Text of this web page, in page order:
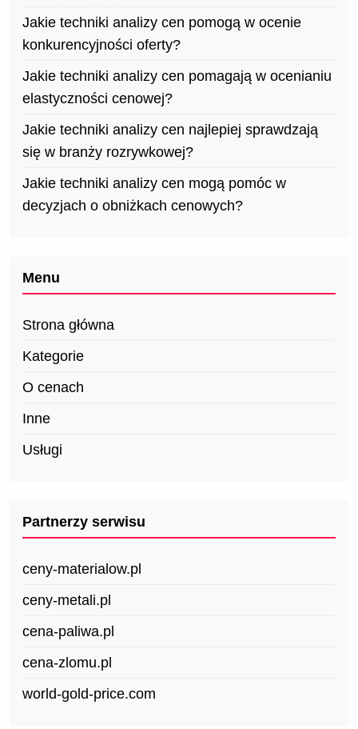
Jakie techniki analizy cen pomogą w ocenie
konkurencyjności oferty?
Jakie techniki analizy cen pomagają w ocenianiu
elastyczności cenowej?
Jakie techniki analizy cen najlepiej sprawdzają
się w branży rozrywkowej?
Jakie techniki analizy cen mogą pomóc w
decyzjach o obniżkach cenowych?
Menu
Strona główna
Kategorie
O cenach
Inne
Usługi
Partnerzy serwisu
ceny-materialow.pl
ceny-metali.pl
cena-paliwa.pl
cena-zlomu.pl
world-gold-price.com